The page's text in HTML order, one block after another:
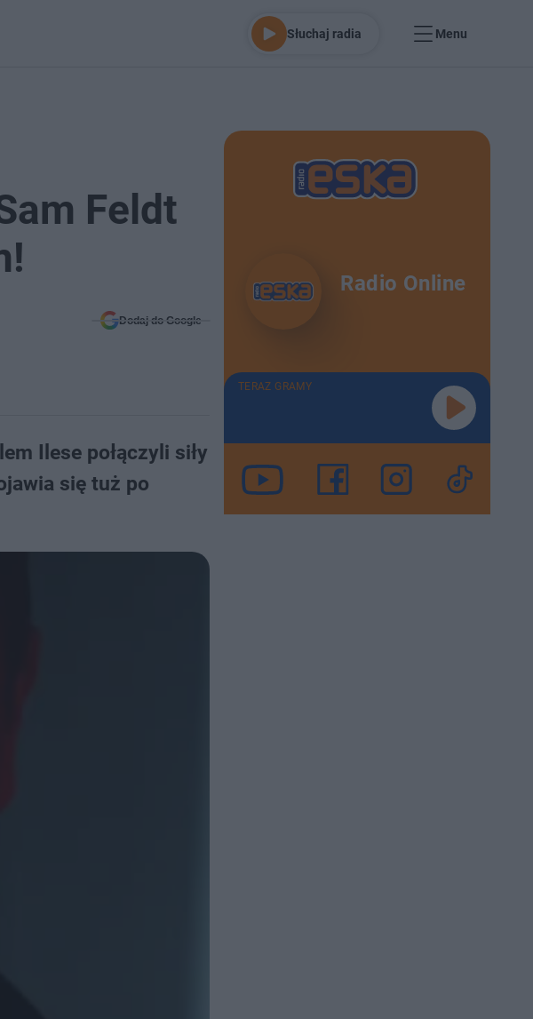
Słuchaj radia Menu
Feldt
Dodaj do Google
Ilese połączyli siły
się tuż po
Radio Online
TERAZ GRAMY